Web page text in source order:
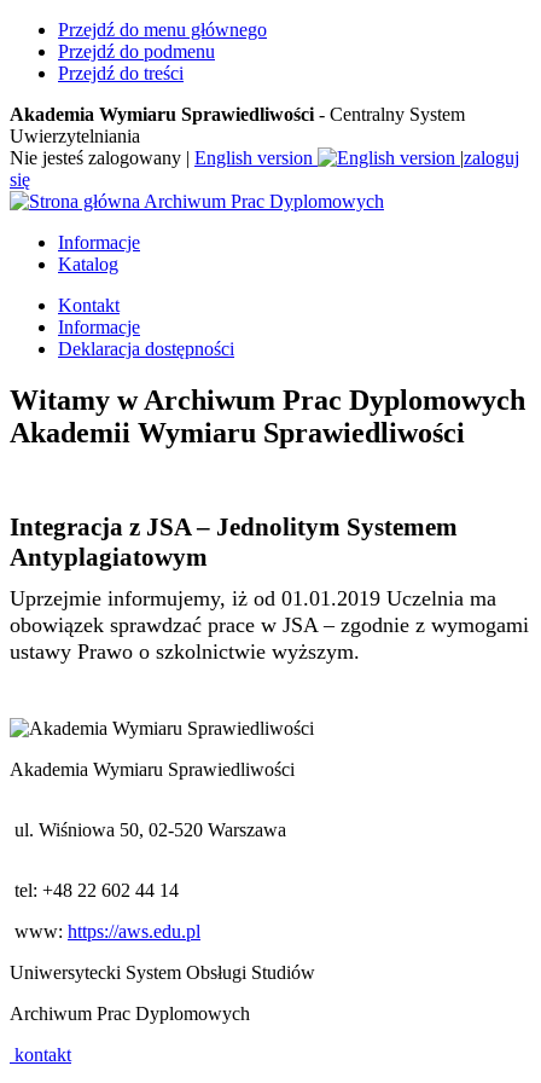
Przejdź do menu głównego
Przejdź do podmenu
Przejdź do treści
Akademia Wymiaru Sprawiedliwości - Centralny System
Uwierzytelniania
Nie jesteś zalogowany | English version |zaloguj
się
Archiwum Prac Dyplomowych
Informacje
Katalog
Kontakt
Informacje
Deklaracja dostępności
Witamy w Archiwum Prac Dyplomowych
Akademii Wymiaru Sprawiedliwości
Integracja z JSA – Jednolitym Systemem
Antyplagiatowym
Uprzejmie informujemy, iż od 01.01.2019 Uczelnia ma
obowiązek sprawdzać prace w JSA – zgodnie z wymogami
ustawy Prawo o szkolnictwie wyższym.
Akademia Wymiaru Sprawiedliwości
ul. Wiśniowa 50, 02-520 Warszawa
tel: +48 22 602 44 14
www: https://aws.edu.pl
Uniwersytecki System Obsługi Studiów
Archiwum Prac Dyplomowych
kontakt